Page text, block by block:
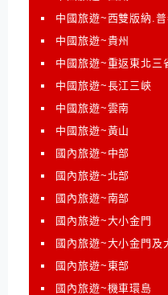
中國旅遊~西雙版納.
中國旅遊~貴州
中國旅遊~重返東北三
中國旅遊~長江三峽
中國旅遊~雲南
中國旅遊~黃山
國內旅遊~中部
國內旅遊~北部
國內旅遊~南部
國內旅遊~大小金門
國內旅遊~大小金門及
國內旅遊~東部
國內旅遊~機車環島